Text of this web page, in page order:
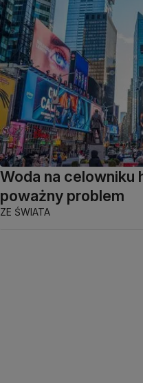
Woda na celowniku
poważny problem
ZE ŚWIATA